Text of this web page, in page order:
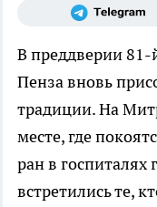
В преддверии
Пенза вновь
традиции. На
месте, где
ран в
встретились те,